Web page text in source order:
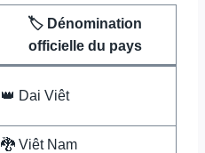
🏷️ Dénomination
officielle du pays
👑 Dai Viêt
🐉 Viêt Nam